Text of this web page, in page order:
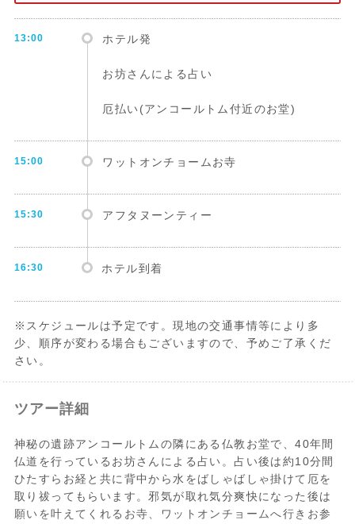
13:00 ホテル発
お坊さんによる占い
厄払い(アンコールトム付近のお堂)
15:00 ワットオンチョームお寺
15:30 アフタヌーンティー
16:30 ホテル到着
※スケジュールは予定です。現地の交通事情等により多
少、順序が変わる場合もございますので、予めご了承くだ
さい。
ツアー詳細
神秘の遺跡アンコールトムの隣にある仏教お堂で、40年間
仏道を行っているお坊さんによる占い。占い後は約10分間
ひたすらお経と共に背中から水をばしゃばしゃ掛けて厄を
取り祓ってもらいます。邪気が取れ気分爽快になった後は
願いを叶えてくれるお寺、ワットオンチョームへ行きお参